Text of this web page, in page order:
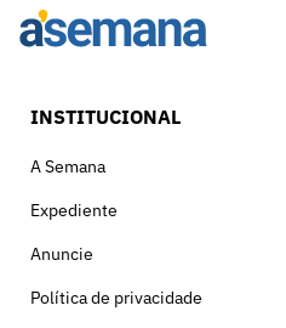
INSTITUCIONAL
A Semana
Expediente
Anuncie
Política de privacidade